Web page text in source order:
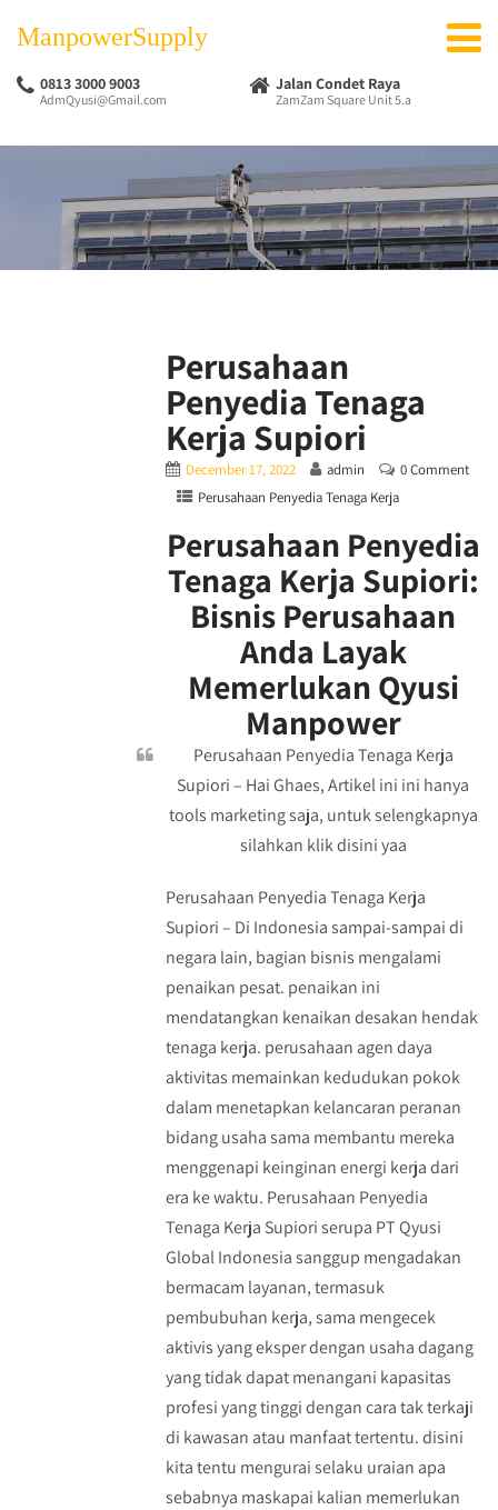
ManpowerSupply
0813 3000 9003
AdmQyusi@Gmail.com
Jalan Condet Raya
ZamZam Square Unit 5.a
Perusahaan
Penyedia Tenaga
Kerja Supiori
December 17, 2022 admin
0 Comment
Perusahaan Penyedia Tenaga Kerja
Perusahaan Penyedia
Tenaga Kerja Supiori:
Bisnis Perusahaan
Anda Layak
Memerlukan Qyusi
Manpower
Perusahaan Penyedia Tenaga Kerja
Supiori – Hai Ghaes, Artikel ini ini hanya
tools marketing saja, untuk selengkapnya
silahkan klik disini yaa
Perusahaan Penyedia Tenaga Kerja
Supiori – Di Indonesia sampai-sampai di
negara lain, bagian bisnis mengalami
penaikan pesat. penaikan ini
mendatangkan kenaikan desakan hendak
tenaga kerja. perusahaan agen daya
aktivitas memainkan kedudukan pokok
dalam menetapkan kelancaran peranan
bidang usaha sama membantu mereka
menggenapi keinginan energi kerja dari
era ke waktu. Perusahaan Penyedia
Tenaga Kerja Supiori serupa PT Qyusi
Global Indonesia sanggup mengadakan
bermacam layanan, termasuk
pembubuhan kerja, sama mengecek
aktivis yang eksper dengan usaha dagang
yang tidak dapat menangani kapasitas
profesi yang tinggi dengan cara tak terkaji
di kawasan atau manfaat tertentu. disini
kita tentu mengurai selaku uraian apa
sebabnya maskapai kalian memerlukan